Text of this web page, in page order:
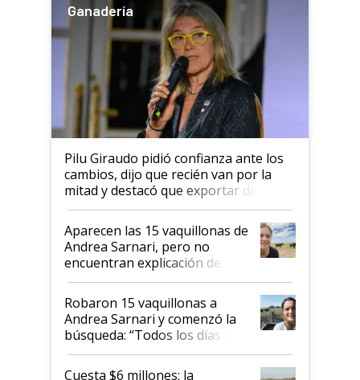
Ganadería
Pilu Giraudo pidió confianza ante los
cambios, dijo que recién van por la
mitad y destacó que exportar dejó de
ser "para unos pocos": "Tenemos un
mandato muy claro del gobierno
nacional"
Aparecen las 15 vaquillonas de
Andrea Sarnari, pero no
encuentran explicación de
cómo llegaron allí
Robaron 15 vaquillonas a
Andrea Sarnari y comenzó la
búsqueda: “Todos los días le
toca a algún productor”
Cuesta $6 millones: la